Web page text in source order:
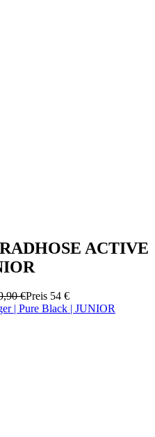
ACTIVE
€Preis54 €
| Pure Black | JUNIOR